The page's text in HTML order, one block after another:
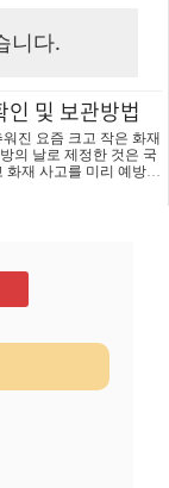
니다.
및 보관방법
진 요즘 크고 작은 화재
의 날로 제정한 것은 국
화재 사고를 미리 예방하
아보기 전에 먼저 화재
B6259의 화재 분류에
고 있습니다. 4종의 화